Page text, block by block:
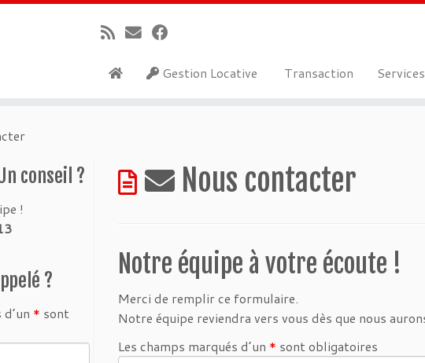
Gestion Locative Transaction Services
conseil ?
!
?
* sont
Nous contacter
Notre équipe à votre écoute !
Merci de remplir ce formulaire.
Notre équipe reviendra vers vous dès que nous
Les champs marqués d’un * sont obligatoires